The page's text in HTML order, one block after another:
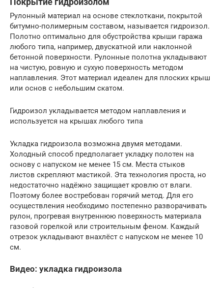
Рулонный материал на основе стеклоткани, покрытой
битумно-полимерным составом, называется гидроизол.
Полотно оптимально для обустройства крыши гаража
любого типа, например, двускатной или наклонной
бетонной поверхности. Рулонные полотна укладывают
на чистую, ровную и сухую поверхность методом
наплавления. Этот материал идеален для плоских крыш
или основ с небольшим скатом.
Гидроизол укладывается методом наплавления и
используется на крышах любого типа
Укладка гидроизола возможна двумя методами.
Холодный способ предполагает укладку полотен на
основу с напуском не менее 15 см. Места стыков
листов скрепляют мастикой. Эта технология проста, но
недостаточно надёжно защищает кровлю от влаги.
Поэтому более востребован горячий метод. Для его
осуществления необходимо постепенно разворачивать
рулон, прогревая внутреннюю поверхность материала
газовой горелкой или строительным феном. Каждый
отрезок укладывают внахлёст с напуском не менее 10
см.
Видео: укладка гидроизола